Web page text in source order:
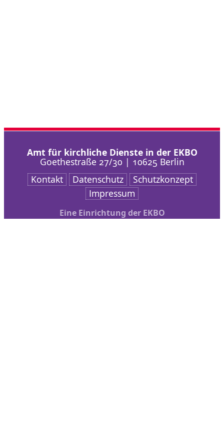
Amt für kirchliche Dienste in der EKBO
Goethestraße 27/30 | 10625 Berlin
Kontakt
Datenschutz
Schutzkonzept
Impressum
Eine Einrichtung der EKBO